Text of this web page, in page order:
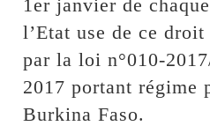
1er janvier de
l’Etat use de ce
par la loi n°010-
2017 portant régime
Burkina Faso.